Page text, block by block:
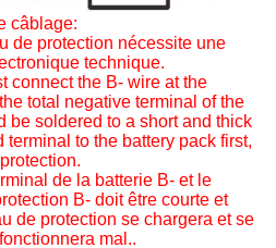
câblage:
de protection nécessite une
technique.
connect the B- wire at the
total negative terminal of the
be soldered to a short and thick
to the battery pack first,
de la batterie B- et le
B- doit être courte et
de protection se chargera et se
mal..